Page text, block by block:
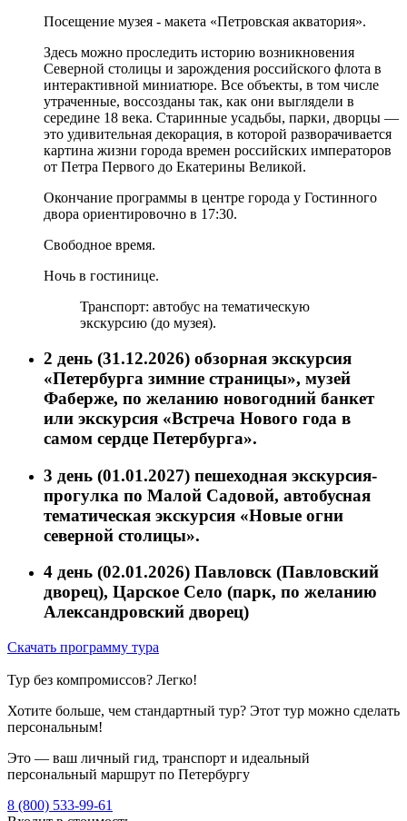
Посещение музея - макета «Петровская акватория».
Здесь можно проследить историю возникновения
Северной столицы и зарождения российского флота в
интерактивной миниатюре. Все объекты, в том числе
утраченные, воссозданы так, как они выглядели в
середине 18 века. Старинные усадьбы, парки, дворцы —
это удивительная декорация, в которой разворачивается
картина жизни города времен российских императоров
от Петра Первого до Екатерины Великой.
Окончание программы в центре города у Гостинного
двора ориентировочно в 17:30.
Свободное время.
Ночь в гостинице.
Транспорт: автобус на тематическую
экскурсию (до музея).
2 день (31.12.2026) обзорная экскурсия
«Петербурга зимние страницы», музей
Фаберже, по желанию новогодний банкет
или экскурсия «Встреча Нового года в
самом сердце Петербурга».
3 день (01.01.2027) пешеходная экскурсия-
прогулка по Малой Садовой, автобусная
тематическая экскурсия «Новые огни
северной столицы».
4 день (02.01.2026) Павловск (Павловский
дворец), Царское Село (парк, по желанию
Александровский дворец)
Скачать программу тура
Тур без компромиссов? Легко!
Хотите больше, чем стандартный тур? Этот тур можно сделать
персональным!
Это — ваш личный гид, транспорт и идеальный
персональный маршрут по Петербургу
8 (800) 533-99-61